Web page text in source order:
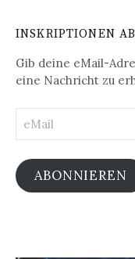
INSKRIPTIONEN
Gib deine eMail-
eine Nachricht zu
ABONNIEREN